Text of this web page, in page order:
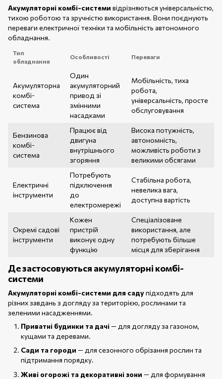
Акумуляторні комбі-системи відрізняються універсальністю,
тихою роботою та зручністю використання. Вони поєднують
переваги електричної техніки та мобільність автономного
обладнання.
Тип
обладнання
Особливості Переваги
Акумуляторна
комбі-
система
Один
акумуляторний
привод зі
змінними
насадками
Мобільність, тиха
робота,
універсальність, просте
обслуговування
Бензинова
комбі-
система
Працює від
двигуна
внутрішнього
згоряння
Висока потужність,
автономність,
можливість роботи з
великими обсягами
Електричні
інструменти
Потребують
підключення
до
електромережі
Стабільна робота,
невелика вага,
доступна вартість
Окремі садові
інструменти
Кожен
пристрій
виконує одну
функцію
Спеціалізоване
використання, але
потребують більше
місця для зберігання
Де застосовуються акумуляторні комбі-
системи
Акумуляторні комбі-системи для садупідходять для
різних завдань з догляду за територією, рослинами та
зеленими насадженнями.
Приватні будинки та дачі— для догляду за газоном,
кущами та деревами.
Сади та городи — для сезонного обрізання рослин та
підтримання порядку.
Живі огорожі та декоративні зони — для формування